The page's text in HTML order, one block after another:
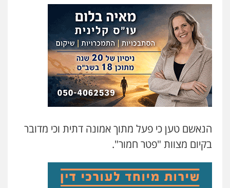
עו"ד עידית שינו-אמיתי
פלילי עורכי דין לענייני אסירים
חמורה מעצרים וחקירות
0507587013
עו"ד אביגדור פלדמן
פלילי אסירים צווארון לבן זכויות אדם
0505345826
עו"ד יאיר בן סימון
פלילי תעבורה
0505719060
הנאשם טען כי פעל מתוך אמונה דתית וכי מדובר
בקיום מצוות "פטר חמור".